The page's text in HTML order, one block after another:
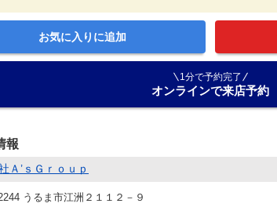
お気に入りに追加
1分で予約完了
オンラインで来店予約
報
Ａ’ｓＧｒｏｕｐ
うるま市江洲２１１２－９